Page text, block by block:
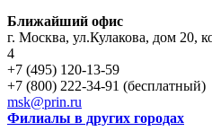
Ближайший офис
г. Москва, ул.Кулакова, дом 20,
4
+7 (495) 120-13-59
+7 (800) 222-34-91 (бесплатный)
msk@prin.ru
Филиалы в других городах